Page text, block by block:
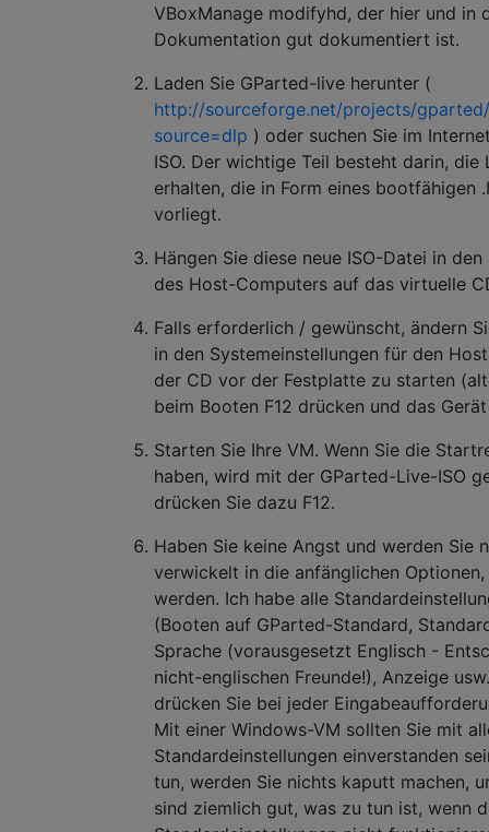
VBoxManage modifyhd, der hier und in
Dokumentation gut dokumentiert ist.
Laden Sie GParted-live herunter (
http://sourceforge.net/projects/
source=dlp ) oder suchen Sie im
ISO. Der wichtige Teil besteht darin, die
erhalten, die in Form eines bootfähigen
vorliegt.
Hängen Sie diese neue ISO-Datei in
des Host-Computers auf das virtuelle
Falls erforderlich / gewünscht, ändern
in den Systemeinstellungen für den
der CD vor der Festplatte zu starten
beim Booten F12 drücken und das
Starten Sie Ihre VM. Wenn Sie die
haben, wird mit der GParted-Live-ISO
drücken Sie dazu F12.
Haben Sie keine Angst und werden Sie
verwickelt in die anfänglichen
werden. Ich habe alle
(Booten auf GParted-Standard,
Sprache (vorausgesetzt Englisch -
nicht-englischen Freunde!), Anzeige
drücken Sie bei jeder
Mit einer Windows-VM sollten Sie mit
Standardeinstellungen einverstanden
tun, werden Sie nichts kaputt machen,
sind ziemlich gut, was zu tun ist, wenn